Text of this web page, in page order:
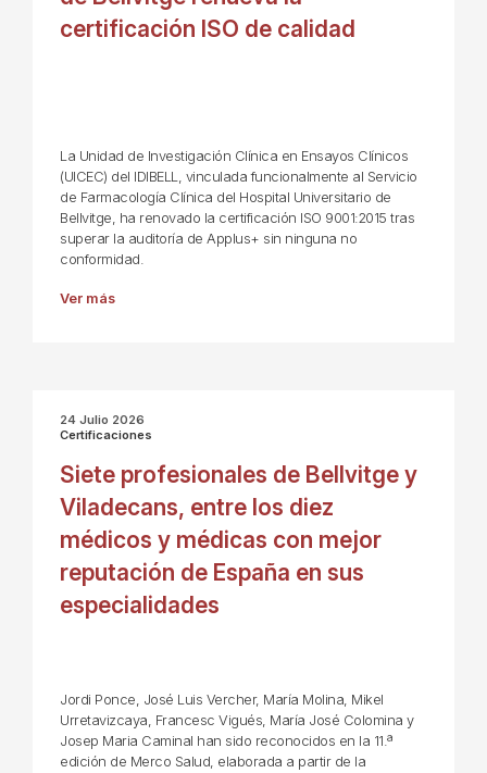
certificación ISO de calidad
La Unidad de Investigación Clínica en Ensayos Clínicos
(UICEC) del IDIBELL, vinculada funcionalmente al Servicio
de Farmacología Clínica del Hospital Universitario de
Bellvitge, ha renovado la certificación ISO 9001:2015 tras
superar la auditoría de Applus+ sin ninguna no
conformidad.
Ver más
24 Julio 2026
Certificaciones
Siete profesionales de Bellvitge y
Viladecans, entre los diez
médicos y médicas con mejor
reputación de España en sus
especialidades
Jordi Ponce, José Luis Vercher, María Molina, Mikel
Urretavizcaya, Francesc Vigués, María José Colomina y
Josep Maria Caminal han sido reconocidos en la 11.ª
edición de Merco Salud, elaborada a partir de la